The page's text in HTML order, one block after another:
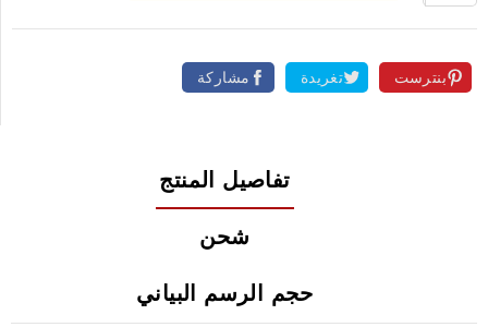
مشاركة تغريدة بنترست
تفاصيل المنتج
شحن
حجم الرسم البياني